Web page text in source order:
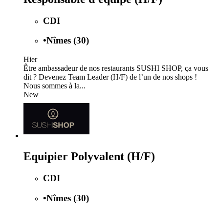
CDI
•Nîmes (30)
Hier
Être ambassadeur de nos restaurants SUSHI SHOP, ça vous
dit ? Devenez Team Leader (H/F) de l’un de nos shops !
Nous sommes à la...
New
Equipier Polyvalent (H/F)
CDI
•Nîmes (30)